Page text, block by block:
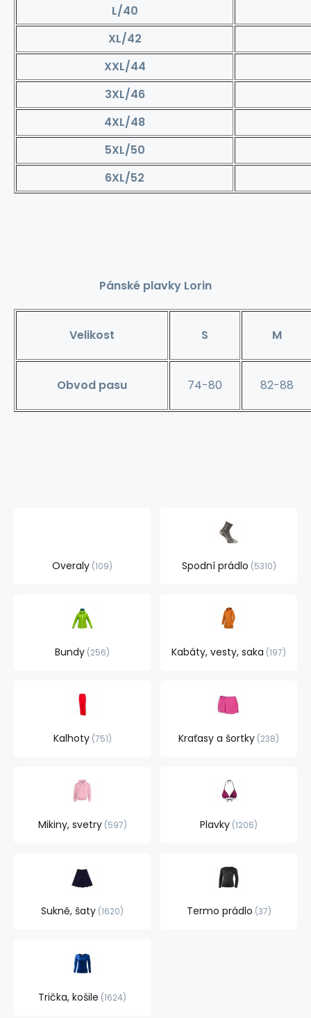
L/40
XL/42
XXL/44
3XL/46
4XL/48
5XL/50
6XL/52
Pánské plavky Lorin
Velikost S M
Obvod pasu 74-80 82-88
Overaly 109 Spodní prádlo 5310
Bundy 256 Kabáty, vesty, saka 197
Kalhoty 751 Kraťasy a šortky 238
Mikiny, svetry 597 Plavky 1206
Sukně, šaty 1620 Termo prádlo 37
Trička, košile 1624